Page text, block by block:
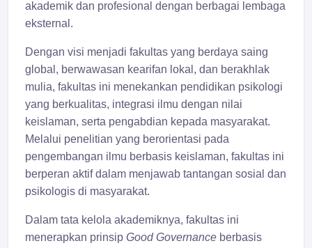
akademik dan profesional dengan berbagai lembaga
eksternal.
Dengan visi menjadi fakultas yang berdaya saing
global, berwawasan kearifan lokal, dan berakhlak
mulia, fakultas ini menekankan pendidikan psikologi
yang berkualitas, integrasi ilmu dengan nilai
keislaman, serta pengabdian kepada masyarakat.
Melalui penelitian yang berorientasi pada
pengembangan ilmu berbasis keislaman, fakultas ini
berperan aktif dalam menjawab tantangan sosial dan
psikologis di masyarakat.
Dalam tata kelola akademiknya, fakultas ini
menerapkan prinsip Good Governance berbasis